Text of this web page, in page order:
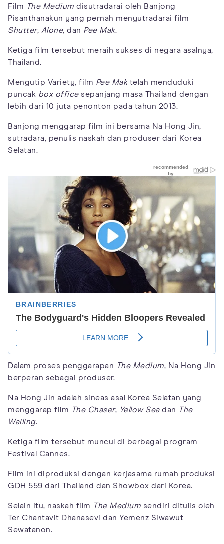
Film The Medium disutradarai oleh Banjong
Pisanthanakun yang pernah menyutradarai film
Shutter, Alone, dan Pee Mak.
Ketiga film tersebut meraih sukses di negara asalnya,
Thailand.
Mengutip Variety, film Pee Maktelah menduduki
puncak box officesepanjang masa Thailand dengan
lebih dari 10 juta penonton pada tahun 2013.
Banjong menggarap film ini bersama Na Hong Jin,
sutradara, penulis naskah dan produser dari Korea
Selatan.
Dalam proses penggarapan The Medium, Na Hong Jin
berperan sebagai produser.
Na Hong Jin adalah sineas asal Korea Selatan yang
menggarap film The Chaser, Yellow Seadan The
Wailing.
Ketiga film tersebut muncul di berbagai program
Festival Cannes.
Film ini diproduksi dengan kerjasama rumah produksi
GDH 559 dari Thailand dan Showbox dari Korea.
Selain itu, naskah film The Medium sendiri ditulis oleh
Ter Chantavit Dhanasevi dan Yemenz Siwawut
Sewatanon.